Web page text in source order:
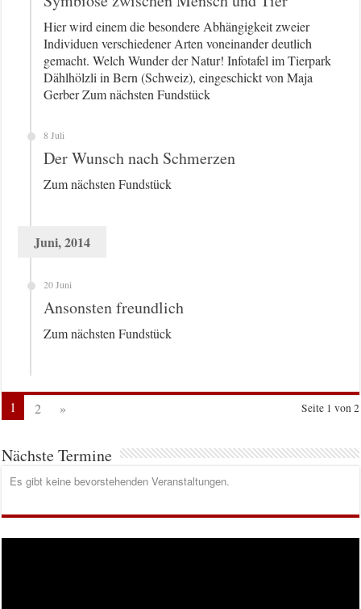
Hier wird einem die besondere Abhängigkeit zweier
Individuen verschiedener Arten voneinander deutlich
gemacht. Welch Wunder der Natur! Infotafel im Tierpark
Dählhölzli in Bern (Schweiz), eingeschickt von Maja
Gerber Zum nächsten Fundstück
8 Juli
Der Wunsch nach Schmerzen
Zum nächsten Fundstück
Juni, 2014
20 Juni
Ansonsten freundlich
Zum nächsten Fundstück
Seite 1 von 2
1 2 »
Nächste Termine
Es gibt keine bevorstehenden Veranstaltungen.